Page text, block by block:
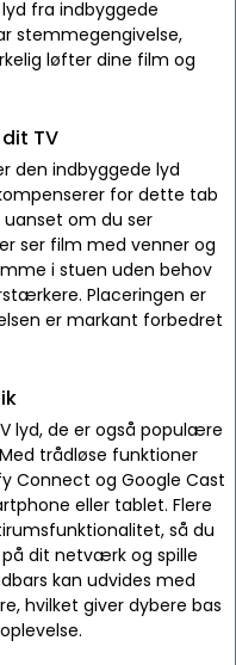
fra indbyggede
stemmegengivelse,
løfter dine film og
TV
den indbyggede lyd
for dette tab
om du ser
ser film med venner og
i stuen uden behov
Placeringen er
er markant forbedret
lyd, de er også populære
trådløse funktioner
Connect og Google Cast
eller tablet. Flere
så du
dit netværk og spille
kan udvides med
hvilket giver dybere bas